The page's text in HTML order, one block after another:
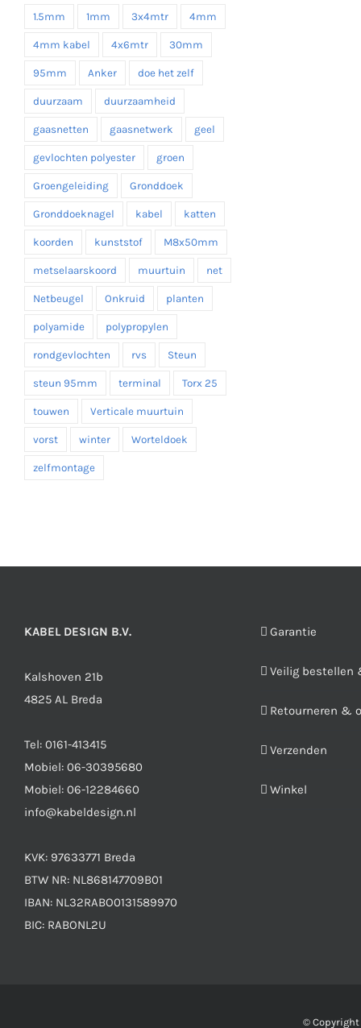
1.5mm 1mm 3x4mtr 4mm
4mm kabel 4x6mtr 30mm
95mm Anker doe het zelf
duurzaam duurzaamheid
gaasnetten gaasnetwerk geel
gevlochten polyester groen
Groengeleiding Gronddoek
Gronddoeknagel kabel katten
koorden kunststof M8x50mm
metselaarskoord muurtuin net
Netbeugel Onkruid planten
polyamide polypropylen
rondgevlochten rvs Steun
steun 95mm terminal Torx 25
touwen Verticale muurtuin
vorst winter Worteldoek
zelfmontage
KABEL DESIGN B.V.
Kalshoven 21b
4825 AL Breda
Tel: 0161-413415
Mobiel: 06-30395680
Mobiel: 06-12284660
info@kabeldesign.nl
KVK: 97633771 Breda
BTW NR: NL868147709B01
IBAN: NL32RABO0131589970
BIC: RABONL2U
Garantie
Veilig bestellen
Retourneren &
Verzenden
Winkel
© Copyright